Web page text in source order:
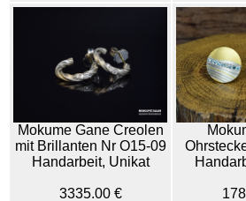
Mokume Gane Creolen
mit Brillanten Nr O15-09
Handarbeit, Unikat
3335.00 €